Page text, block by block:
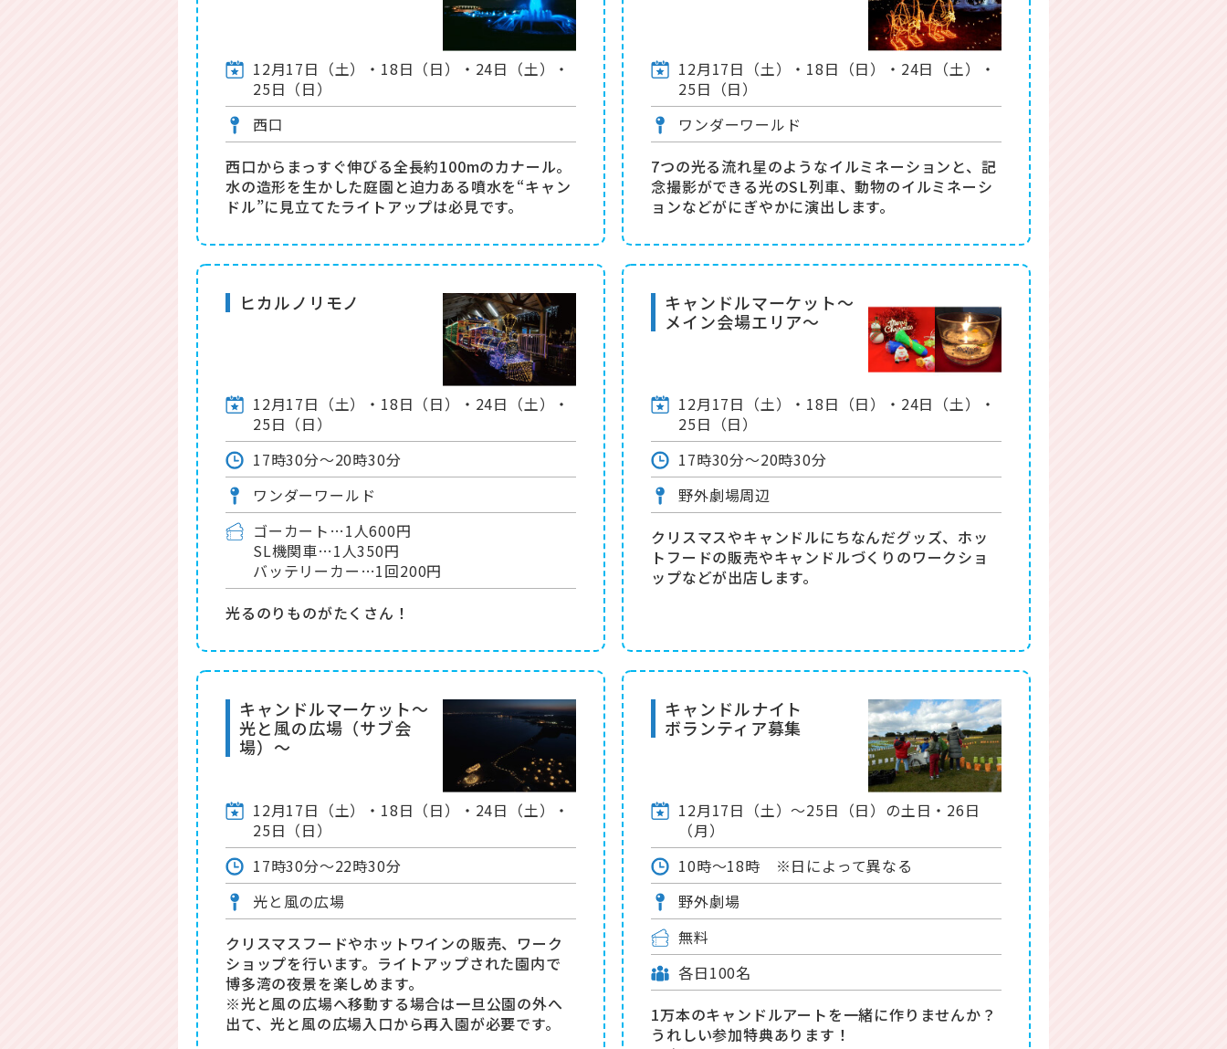
12月17日（土）・18日（日）・24日（土）・
25日（日）
西口
西口からまっすぐ伸びる全長約100mのカナール。
水の造形を生かした庭園と迫力ある噴水を“キャン
ドル”に見立てたライトアップは必見です。
12月17日（土）・18日（日）・24日（土）・
25日（日）
ワンダーワールド
7つの光る流れ星のようなイルミネーションと、記
念撮影ができる光のSL列車、動物のイルミネーシ
ョンなどがにぎやかに演出します。
ヒカルノリモノ
12月17日（土）・18日（日）・24日（土）・
25日（日）
17時30分～20時30分
ワンダーワールド
ゴーカート…1人600円
SL機関車…1人350円
バッテリーカー…1回200円
光るのりものがたくさん！
キャンドルマーケット～
メイン会場エリア～
12月17日（土）・18日（日）・24日（土）・
25日（日）
17時30分～20時30分
野外劇場周辺
クリスマスやキャンドルにちなんだグッズ、ホッ
トフードの販売やキャンドルづくりのワークショ
ップなどが出店します。
キャンドルマーケット～
光と風の広場（サブ会
場）～
12月17日（土）・18日（日）・24日（土）・
25日（日）
17時30分～22時30分
光と風の広場
クリスマスフードやホットワインの販売、ワーク
ショップを行います。ライトアップされた園内で
博多湾の夜景を楽しめます。
※光と風の広場へ移動する場合は一旦公園の外へ
出て、光と風の広場入口から再入園が必要です。
キャンドルナイト
ボランティア募集
12月17日（土）〜25日（日）の土日・26日
（月）
10時～18時 ※日によって異なる
野外劇場
無料
各日100名
1万本のキャンドルアートを一緒に作りませんか？
うれしい参加特典あります！